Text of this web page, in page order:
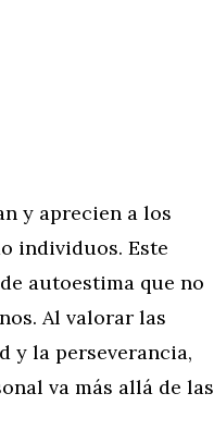
y aprecien a los
individuos. Este
autoestima que no
Al valorar las
y la perseverancia,
va más allá de las